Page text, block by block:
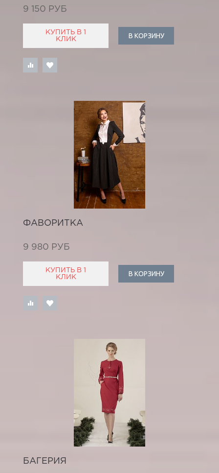
9 150 РУБ
КУПИТЬ В 1
КЛИК
В КОРЗИНУ
ФАВОРИТКА
9 980 РУБ
КУПИТЬ В 1
КЛИК
В КОРЗИНУ
БАГЕРИЯ